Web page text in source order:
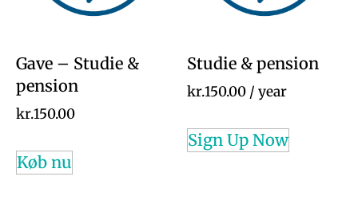
Gave – Studie &
pension
kr.150.00
Køb nu
Studie & pension
kr.150.00 / year
Sign Up Now